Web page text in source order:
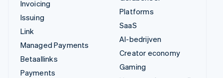
Invoicing
Issuing
Link
Managed Payments
Betaallinks
Payments
Platforms
SaaS
AI-bedrijven
Creator economy
Gaming